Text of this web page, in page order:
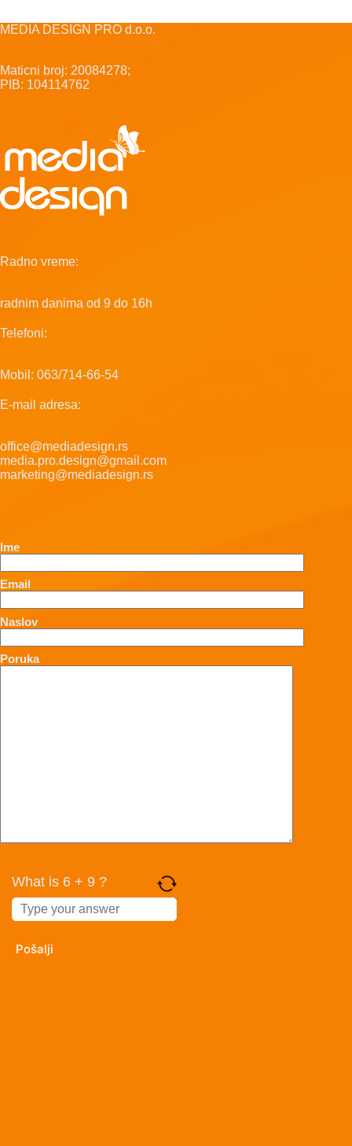
MEDIA DESIGN PRO d.o.o.
Maticni broj: 20084278;
PIB: 104114762
Radno vreme:
radnim danima od 9 do 16h
Telefoni:
Mobil: 063/714-66-54
E-mail adresa:
office@mediadesign.rs
media.pro.design@gmail.com
marketing@mediadesign.rs
Ime
Email
Naslov
Poruka
What is 6 + 9 ?
Answer
for
6
9